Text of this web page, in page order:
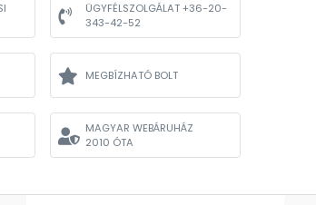
ÜGYFÉLSZOLGÁLAT +36-20-
343-42-52
MEGBÍZHATÓ BOLT
MAGYAR WEBÁRUHÁZ
2010 ÓTA